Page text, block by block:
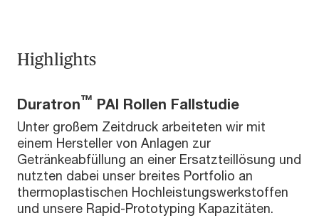
Highlights
Duratron™ PAI Rollen Fallstudie
Unter großem Zeitdruck arbeiteten wir mit
einem Hersteller von Anlagen zur
Getränkeabfüllung an einer Ersatzteillösung und
nutzten dabei unser breites Portfolio an
thermoplastischen Hochleistungswerkstoffen
und unsere Rapid-Prototyping Kapazitäten.